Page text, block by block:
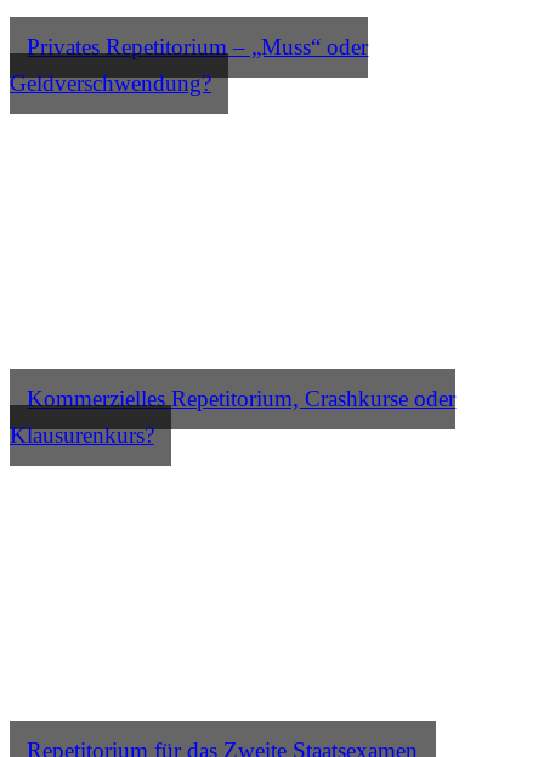
Privates Repetitorium – „Muss“ oder
Geldverschwendung?
Kommerzielles Repetitorium, Crashkurse oder
Klausurenkurs?
Repetitorium für das Zweite Staatsexamen